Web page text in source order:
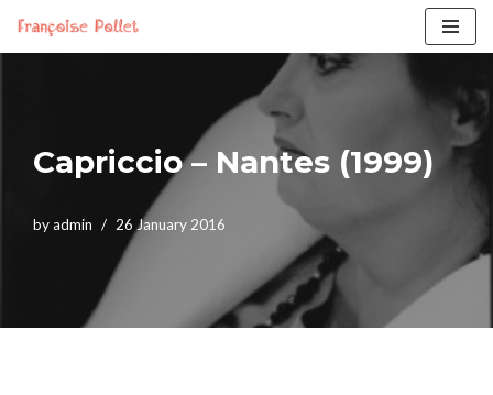
Skip
Capriccio – Nantes (1999)
byadmin 26 January 2016